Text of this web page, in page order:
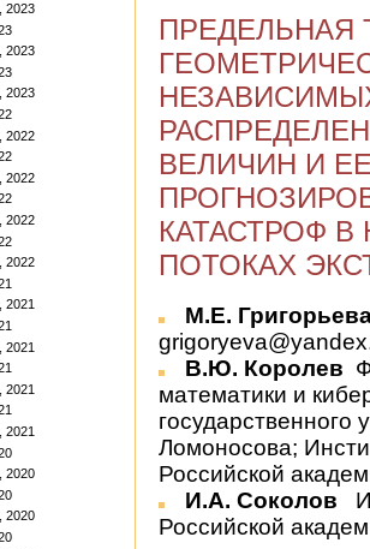
2023
2023
2023
2022
2022
2022
2022
2020
2020
ПРЕДЕЛЬНАЯ
ВЕЛИЧИН И
КАТАСТРОФ
ПОТОКАХ
М.Е.
В.Ю. Королев
математики и
Ломоносова;
Российской
И.А. Соколов
Российской